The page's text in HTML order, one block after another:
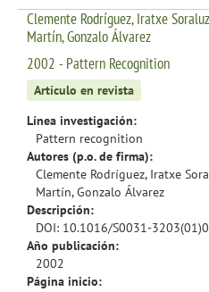
Clemente Rodríguez, Iratxe
Martín, Gonzalo Álvarez
2002 - Pattern Recognition
Artículo en revista
Línea investigación:
Pattern recognition
Autores (p.o. de firma):
Clemente Rodríguez, Iratxe
Martín, Gonzalo Álvarez
Descripción:
DOI: 10.1016/S0031-
Año publicación:
2002
Página inicio: